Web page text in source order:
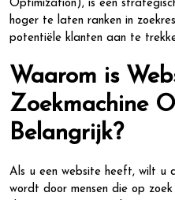
Optimization), is een
hoger te laten ranken in
potentiële klanten aan te
Waarom is
Zoekmachine
Belangrijk?
Als u een website heeft, wilt u
wordt door mensen die op